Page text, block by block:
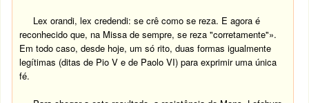
Lex orandi, lex credendi: se crê como se reza. E agora é
reconhecido que, na Missa de sempre, se reza "corretamente"».
Em todo caso, desde hoje, um só rito, duas formas igualmente
legítimas (ditas de Pio V e de Paolo VI) para exprimir uma única
fé.